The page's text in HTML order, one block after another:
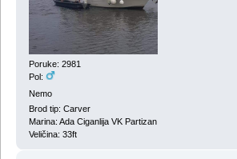
Poruke: 2981
Pol:
Nemo
Brod tip: Carver
Marina: Ada Ciganlija VK Partizan
Veličina: 33ft